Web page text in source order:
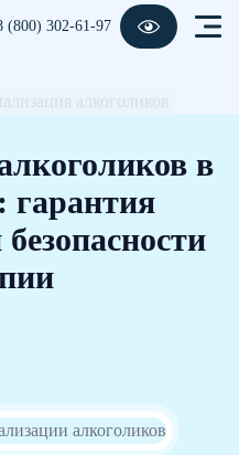
(800) 302-61-97
в
гарантия